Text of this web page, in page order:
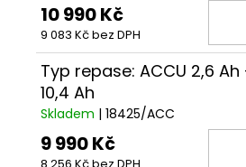
10 990 Kč
9 083 Kč bez DPH
Typ repase: ACCU 2,6
10,4 Ah
Skladem | 18425/ACC
9 990 Kč
CITY
ALU
390